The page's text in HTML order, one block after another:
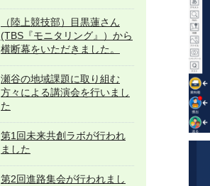
（陸上競技部）目黒蓮さん
(TBS『モニタリング』）から
横断幕をいただきました。
瀬谷の地域課題に取り組む
方々による講演会を行いまし
た
第1回未来共創ラボが行われ
ました
第2回進路集会が行われまし